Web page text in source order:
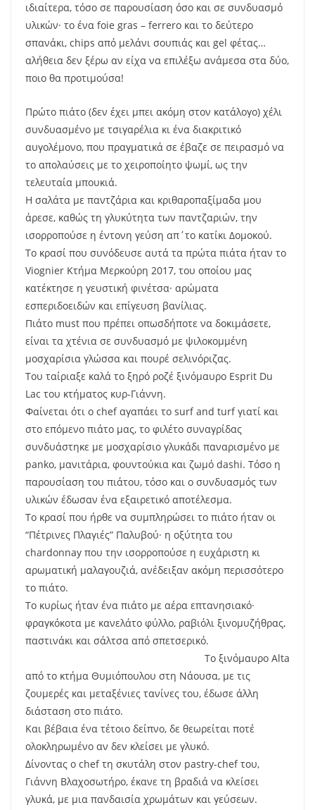
ιδιαίτερα, τόσο σε παρουσίαση όσο και σε συνδυασμό
υλικών· το ένα foie gras – ferrero και το δεύτερο
σπανάκι, chips από μελάνι σουπιάς και gel φέτας…
αλήθεια δεν ξέρω αν είχα να επιλέξω ανάμεσα στα δύο,
ποιο θα προτιμούσα!
Πρώτο πιάτο (δεν έχει μπει ακόμη στον κατάλογο) χέλι
συνδυασμένο με τσιγαρέλια κι ένα διακριτικό
αυγολέμονο, που πραγματικά σε έβαζε σε πειρασμό να
το απολαύσεις με το χειροποίητο ψωμί, ως την
τελευταία μπουκιά.
Η σαλάτα με παντζάρια και κριθαροπαξίμαδα μου
άρεσε, καθώς τη γλυκύτητα των παντζαριών, την
ισορροπούσε η έντονη γεύση απ΄το κατίκι Δομοκού.
Το κρασί που συνόδευσε αυτά τα πρώτα πιάτα ήταν το
Viognier Κτήμα Μερκούρη 2017, του οποίου μας
κατέκτησε η γευστική φινέτσα· αρώματα
εσπεριδοειδών και επίγευση βανίλιας.
Πιάτο must που πρέπει οπωσδήποτε να δοκιμάσετε,
είναι τα χτένια σε συνδυασμό με ψιλοκομμένη
μοσχαρίσια γλώσσα και πουρέ σελινόριζας.
Του ταίριαξε καλά το ξηρό ροζέ ξινόμαυρο Esprit Du
Lac του κτήματος κυρ-Γιάννη.
Φαίνεται ότι ο chef αγαπάει το surf and turf γιατί και
στο επόμενο πιάτο μας, το φιλέτο συναγρίδας
συνδυάστηκε με μοσχαρίσιο γλυκάδι παναρισμένο με
panko, μανιτάρια, φουντούκια και ζωμό dashi. Τόσο η
παρουσίαση του πιάτου, τόσο και ο συνδυασμός των
υλικών έδωσαν ένα εξαιρετικό αποτέλεσμα.
Το κρασί που ήρθε να συμπληρώσει το πιάτο ήταν οι
“Πέτρινες Πλαγιές” Παλυβού· η οξύτητα του
chardonnay που την ισορροπούσε η ευχάριστη κι
αρωματική μαλαγουζιά, ανέδειξαν ακόμη περισσότερο
το πιάτο.
Το κυρίως ήταν ένα πιάτο με αέρα επτανησιακό·
φραγκόκοτα με κανελάτο φύλλο, ραβιόλι ξινομυζήθρας,
παστινάκι και σάλτσα από σπετσερικό.
Το ξινόμαυρο Alta
από το κτήμα Θυμιόπουλου στη Νάουσα, με τις
ζουμερές και μεταξένιες τανίνες του, έδωσε άλλη
διάσταση στο πιάτο.
Και βέβαια ένα τέτοιο δείπνο, δε θεωρείται ποτέ
ολοκληρωμένο αν δεν κλείσει με γλυκό.
Δίνοντας ο chef τη σκυτάλη στον pastry-chef του,
Γιάννη Βλαχοσωτήρο, έκανε τη βραδιά να κλείσει
γλυκά, με μια πανδαισία χρωμάτων και γεύσεων.